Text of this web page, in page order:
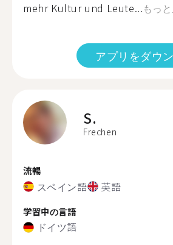
mehr Kultur und Leute...もっ
アプリをダウ
S.
Frechen
流暢
スペイン語 英語
学習中の言語
ドイツ語